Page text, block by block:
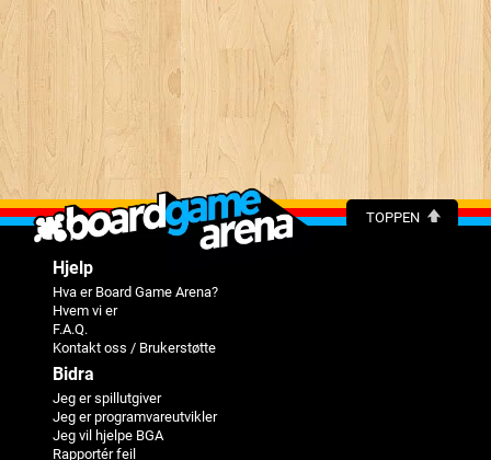
TOPPEN
Hjelp
Hva er Board Game Arena?
Hvem vi er
F.A.Q.
Kontakt oss / Brukerstøtte
Bidra
Jeg er spillutgiver
Jeg er programvareutvikler
Jeg vil hjelpe BGA
Rapportér feil